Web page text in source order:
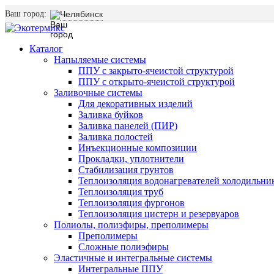
Ваш город: Челябинск
Каталог
Напыляемые системы
ППУ с закрыто-ячеистой структурой
ППУ с открыто-ячеистой структурой
Заливочные системы
Для декоративных изделий
Заливка буйков
Заливка панелей (ПИР)
Заливка полостей
Инъекционные композиции
Прокладки, уплотнители
Стабилизация грунтов
Теплоизоляция водонагревателей
Теплоизоляция труб
Теплоизоляция фургонов
Теплоизоляция цистерн и резервуаров
Полиолы, полиэфиры, преполимеры
Преполимеры
Сложные полиэфиры
Эластичные и интегральные системы
Интегральные ППУ